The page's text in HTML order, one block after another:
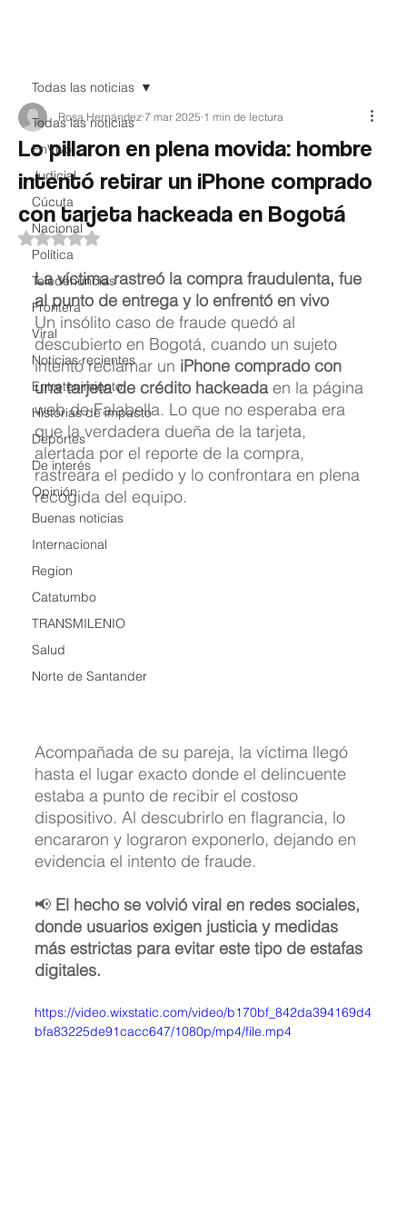
Todas las noticias
EnVivo
Judicial
Cúcuta
Nacional
Política
Teledenuncias
Frontera
Viral
Noticias recientes
Entretenimiento
Historias de impacto
Deportes
De interés
Opinión
Buenas noticias
Internacional
Region
Catatumbo
TRANSMILENIO
Salud
Norte de Santander
Todas las noticias
Lo pillaron en plena movida: hombre
intentó retirar un iPhone comprado
con tarjeta hackeada en Bogotá
Rosa Hernández 7 mar 2025 1 min de lectura
Obtuvo NaN de 5 estrellas.
La víctima rastreó la compra fraudulenta, fue
al punto de entrega y lo enfrentó en vivo
Un insólito caso de fraude quedó al
descubierto en Bogotá, cuando un sujeto
intentó reclamar un iPhone comprado con
una tarjeta de crédito hackeada en la página
web de Falabella. Lo que no esperaba era
que la verdadera dueña de la tarjeta,
alertada por el reporte de la compra,
rastreara el pedido y lo confrontara en plena
recogida del equipo.
Acompañada de su pareja, la víctima llegó
hasta el lugar exacto donde el delincuente
estaba a punto de recibir el costoso
dispositivo. Al descubrirlo en flagrancia, lo
encararon y lograron exponerlo, dejando en
evidencia el intento de fraude.
📢 El hecho se volvió viral en redes sociales,
donde usuarios exigen justicia y medidas
más estrictas para evitar este tipo de estafas
digitales.
https://video.wixstatic.com/video/b170bf_842da394169d4
bfa83225de91cacc647/1080p/mp4/file.mp4